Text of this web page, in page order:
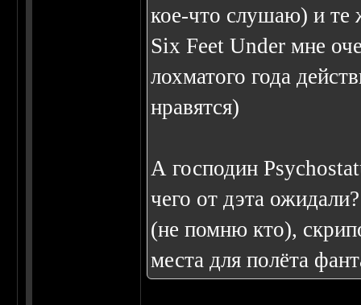
кое-что слушаю) и
Six Feet Under мне
лохматого года
нравятся)
А господин
чего от дэта
(не помню кто),
места для полёта